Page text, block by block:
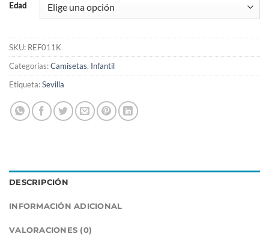
Edad
SKU: REF011K
Categorías:Camisetas, Infantil
Etiqueta:Sevilla
DESCRIPCIÓN
INFORMACIÓN ADICIONAL
VALORACIONES (0)